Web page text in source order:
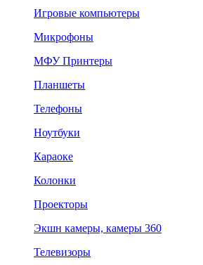
Игровые компьютеры
Микрофоны
МФУ Принтеры
Планшеты
Телефоны
Ноутбуки
Караоке
Колонки
Проекторы
Экшн камеры, камеры 360
Телевизоры